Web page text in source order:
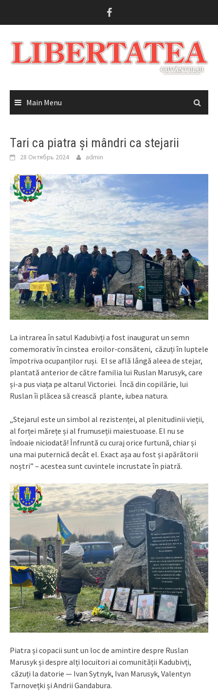
Main Menu
Tari ca piatra și mândri ca stejarii
28 Октябрь 2024 admin
La intrarea în satul Kadubivți a fost inaugurat un semn
comemorativ în cinstea eroilor-consăteni, căzuți în luptele
împotriva ocupanților ruși. El se află lângă aleea de stejar,
plantată anterior de către familia lui Ruslan Marusyk, care
și-a pus viața pe altarul Victoriei. Încă din copilărie, lui
Ruslan îi plăcea să crească plante, iubea natura.
„Stejarul este un simbol al rezistenței, al plenitudinii vieții,
al forței mărețe și al frumuseții maiestuoase. El nu se
îndoaie niciodată! Înfruntă cu curaj orice furtună, chiar și
una mai puternică decât el. Exact așa au fost și apărătorii
noștri” – acestea sunt cuvintele incrustate în piatră.
Piatra și copacii sunt un loc de amintire despre Ruslan
Marusyk și despre alți locuitori ai comunității Kadubivți,
căzuți la datorie — Ivan Sytnyk, Ivan Marusyk, Valentyn
Tarnovețki și Andrii Gandabura.